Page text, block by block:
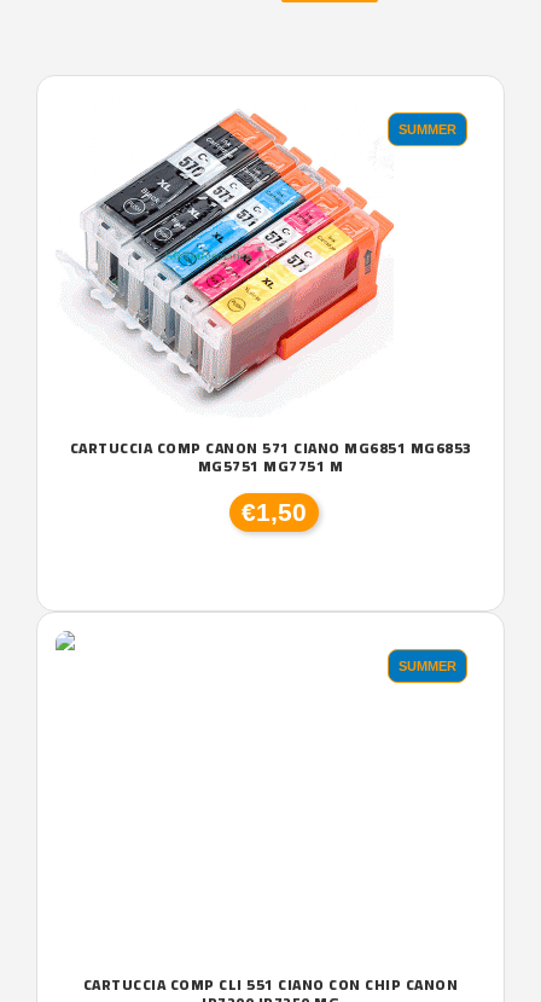
SUMMER
CARTUCCIA COMP CANON 571 CIANO MG6851 MG6853
MG5751 MG7751 M
€1,50
SUMMER
CARTUCCIA COMP CLI 551 CIANO CON CHIP CANON